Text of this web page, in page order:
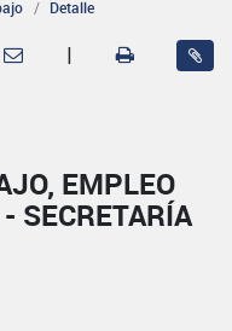
Detalle
|
EMPLEO
SECRETARÍA